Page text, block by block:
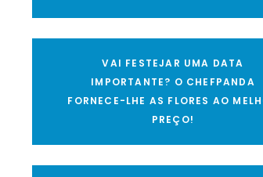
VAI FESTEJAR UMA DATA
IMPORTANTE? O CHEFPANDA
FORNECE-LHE AS FLORES AO
PREÇO!